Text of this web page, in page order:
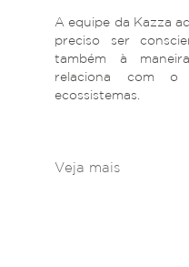
A equipe da Kazza
preciso ser
também à
relaciona com
ecossistemas.
Veja mais